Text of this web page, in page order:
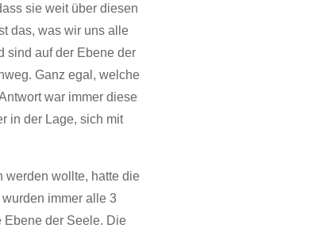
sie weit über diesen
das, was wir uns alle
sind auf der Ebene der
Ganz egal, welche
war immer diese
in der Lage, sich mit
werden wollte, hatte die
immer alle 3
Ebene der Seele. Die